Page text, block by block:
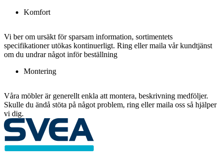
Komfort
Vi ber om ursäkt för sparsam information, sortimentets
specifikationer utökas kontinuerligt. Ring eller maila vår kundtjänst
om du undrar något inför beställning
Montering
Våra möbler är generellt enkla att montera, beskrivning medföljer.
Skulle du ändå stöta på något problem, ring eller maila oss så hjälper
vi dig.